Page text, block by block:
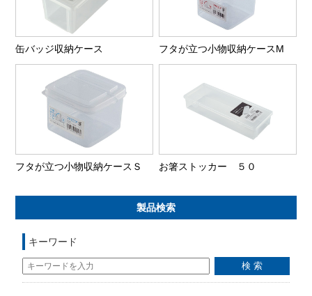
缶バッジ収納ケース フタが立つ小物収納ケースM
フタが立つ小物収納ケースＳ お箸ストッカー ５０
製品検索
キーワード